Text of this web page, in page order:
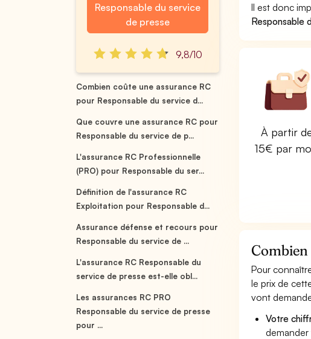
Responsable du service
de presse
9,8/10
Combien coûte une assurance RC
pour Responsable du service d...
Que couvre une assurance RC pour
Responsable du service de p...
L'assurance RC Professionnelle
(PRO) pour Responsable du ser...
Définition de l'assurance RC
Exploitation pour Responsable d...
Assurance défense et recours pour
Responsable du service de ...
L'assurance RC Responsable du
service de presse est-elle obl...
Les assurances RC PRO
Responsable du service de presse
pour ...
Il est donc
Responsable
À partir
15€ par
Combien
Pour
le prix de
vont
Votre